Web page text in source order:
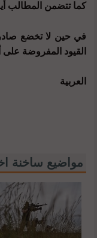
كما تتضمن المطالب
في حين لا تخضع
القيود المفروضة على
العربية
مواضيع ساخنة